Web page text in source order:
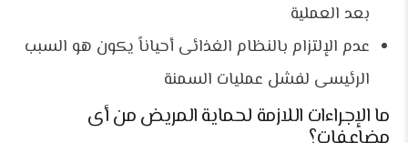
بعد العملية
عدم الإلتزام بالنظام الغذائى أحياناً يكون هو السبب
الرئيسى لفشل عمليات السمنة
ما الإجراءات اللازمة لحماية المريض من أى